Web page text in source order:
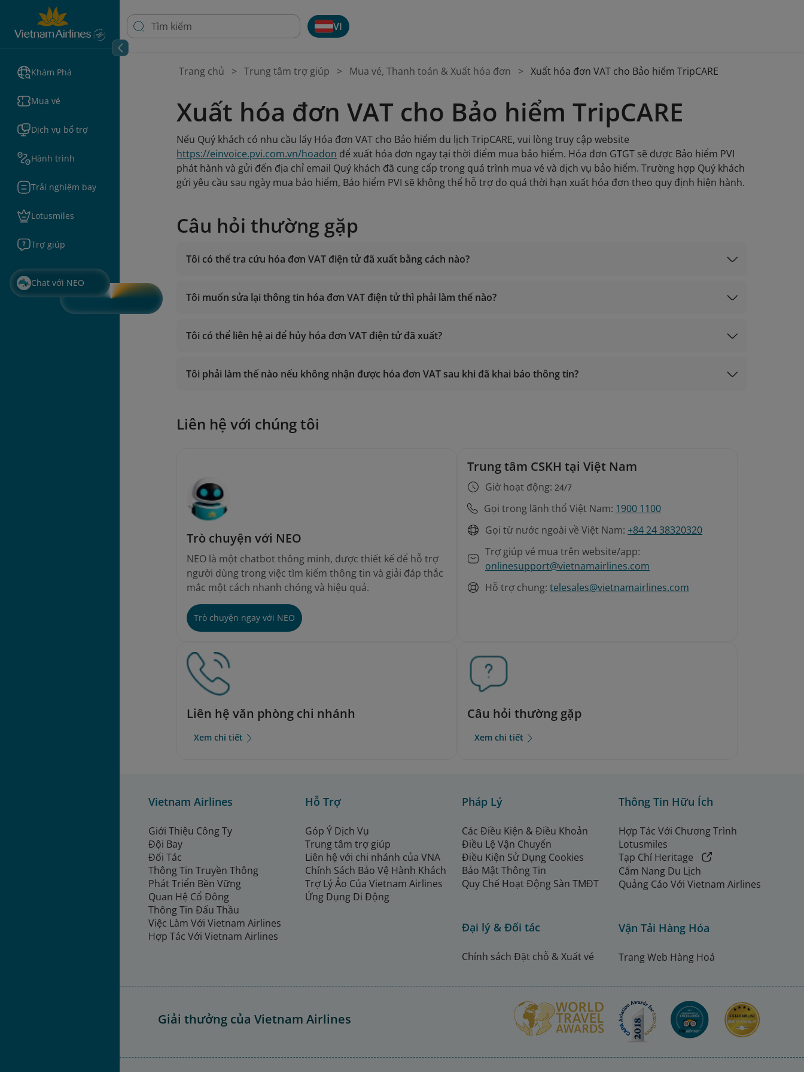
Khám Phá
Mua vé
Dịch vụ bổ trợ
Hành trình
Trải nghiệm bay
Lotusmiles
Trợ giúp
Chat với NEO
VI
Trang chủ Trung tâm trợ giúp Mua vé, Thanh toán & Xuất hóa đơn Xuất hóa đơn VAT cho Bảo hiểm TripCARE
Xuất hóa đơn VAT cho Bảo hiểm TripCARE
Nếu Quý khách có nhu cầu lấy Hóa đơn VAT cho Bảo hiểm du lịch TripCARE, vui lòng truy cập website
https://einvoice.pvi.com.vn/hoadon để xuất hóa đơn ngay tại thời điểm mua bảo hiểm. Hóa đơn GTGT sẽ được Bảo hiểm PVI
phát hành và gửi đến địa chỉ email Quý khách đã cung cấp trong quá trình mua vé và dịch vụ bảo hiểm. Trường hợp Quý khách
gửi yêu cầu sau ngày mua bảo hiểm, Bảo hiểm PVI sẽ không thể hỗ trợ do quá thời hạn xuất hóa đơn theo quy định hiện hành.
Câu hỏi thường gặp
Tôi có thể tra cứu hóa đơn VAT điện tử đã xuất bằng cách nào?
https://einvoice.vietnamairlines.com
Tôi muốn sửa lại thông tin hóa đơn VAT điện tử thì phải làm thế nào?
19001100
Tôi có thể liên hệ ai để hủy hóa đơn VAT điện tử đã xuất?
19001100
Tôi phải làm thế nào nếu không nhận được hóa đơn VAT sau khi đã khai báo thông tin?
Liên hệ với chúng tôi
Trò chuyện với NEO
NEO là một chatbot thông minh, được thiết kế để hỗ trợ
người dùng trong việc tìm kiếm thông tin và giải đáp thắc
mắc một cách nhanh chóng và hiệu quả.
Trò chuyện ngay với NEO
Trung tâm CSKH tại Việt Nam
Giờ hoạt động: 24/7
Gọi trong lãnh thổ Việt Nam: 1900 1100
Gọi từ nước ngoài về Việt Nam: +84 24 38320320
Trợ giúp vé mua trên website/app:
onlinesupport@vietnamairlines.com
Hỗ trợ chung: telesales@vietnamairlines.com
Liên hệ văn phòng chi nhánh
Xem chi tiết
Câu hỏi thường gặp
Xem chi tiết
Vietnam Airlines
Giới Thiệu Công Ty
Đội Bay
Đối Tác
Thông Tin Truyền Thông
Phát Triển Bền Vững
Quan Hệ Cổ Đông
Thông Tin Đấu Thầu
Việc Làm Với Vietnam Airlines
Hợp Tác Với Vietnam Airlines
Hỗ Trợ
Góp Ý Dịch Vụ
Trung tâm trợ giúp
Liên hệ với chi nhánh của VNA
Chính Sách Bảo Vệ Hành Khách
Trợ Lý Ảo Của Vietnam Airlines
Ứng Dụng Di Động
Pháp Lý
Các Điều Kiện & Điều Khoản
Điều Lệ Vận Chuyển
Điều Kiện Sử Dụng Cookies
Bảo Mật Thông Tin
Quy Chế Hoạt Động Sàn TMĐT
Đại lý & Đối tác
Chính sách Đặt chỗ & Xuất vé
Thông Tin Hữu Ích
Hợp Tác Với Chương Trình
Lotusmiles
Tạp Chí Heritage
Cẩm Nang Du Lịch
Quảng Cáo Với Vietnam Airlines
Vận Tải Hàng Hóa
Trang Web Hàng Hoá
Giải thưởng của Vietnam Airlines